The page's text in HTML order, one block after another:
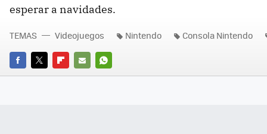
esperar a navidades.
FACEBOOK
TWITTERFLIPBOARD
E-
WHATSAPP
TEMAS Videojuegos Nintendo Consola Nintendo